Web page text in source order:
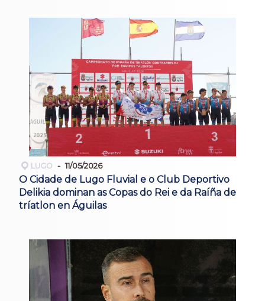
LUGO 11/05/2026
O Cidade de Lugo Fluvial e o Club Deportivo
Delikia dominan as Copas do Rei e da Raíña de
tríatlon en Águilas